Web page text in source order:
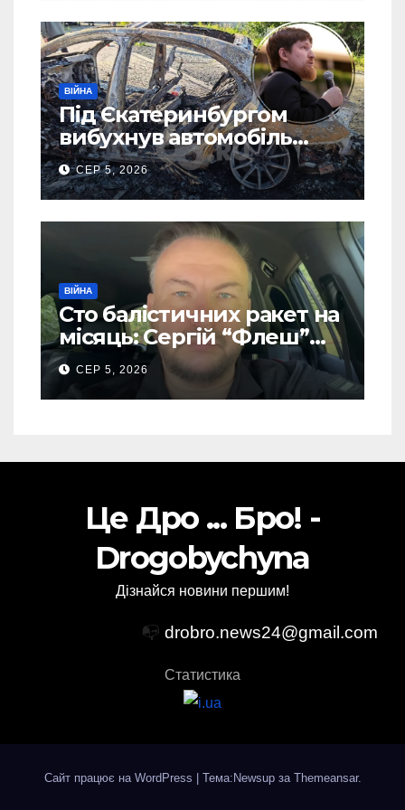
ВІЙНА
Під Єкатеринбургом
вибухнув автомобіль
голови компанії-
виробника дронів “Упир”
– перші подробиці
СЕР 5, 2026
ВІЙНА
Сто балістичних ракет на
місяць: Сергій “Флеш”
закликав українців
готуватися до гіршого
СЕР 5, 2026
Це Дро ... Бро! -
Drogobychyna
Дізнайся новини першим!
📭 drobro.news24@gmail.com
Статистика
Сайт працює на WordPress | Тема:Newsup за Themeansar.